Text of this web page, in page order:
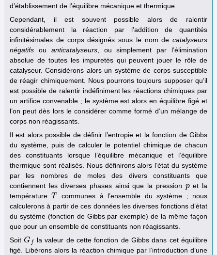
d’établissement de l’équilibre mécanique et thermique.
Cependant, il est souvent possible alors de ralentir
considérablement la réaction par l’addition de quantités
infinitésimales de corps désignés sous le nom de catalyseurs
négatifs ou anticatalyseurs, ou simplement par l’élimination
absolue de toutes les impuretés qui peuvent jouer le rôle de
catalyseur. Considérons alors un système de corps susceptible
de réagir chimiquement. Nous pourrons toujours supposer qu’il
est possible de ralentir indéfiniment les réactions chimiques par
un artifice convenable ; le système est alors en équilibre figé et
l’on peut dès lors le considérer comme formé d’un mélange de
corps non réagissants.
Il est alors possible de définir l’entropie et la fonction de Gibbs
du système, puis de calculer le potentiel chimique de chacun
des constituants lorsque l’équilibre mécanique et l’équilibre
thermique sont réalisés. Nous définirons alors l’état du système
par les nombres de moles des divers constituants que
contiennent les diverses phases ainsi que la pression p
pet la
températureT
T
communes à l’ensemble du système ; nous
calculerons à partir de ces données les diverses fonctions d’état
du système (fonction de Gibbs par exemple) de la même façon
que pour un ensemble de constituants non réagissants.
SoitG f
Gf
la valeur de cette fonction de Gibbs dans cet équilibre
figé. Libérons alors la réaction chimique par l’introduction d’une